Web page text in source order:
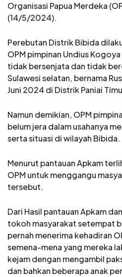
Organisasi Papua Merdeka
(14/5/2024).
Perebutan Distrik Bibida
OPM pimpinan Undius
tidak bersenjata dan tidak
Sulawesi selatan, bernama
Juni 2024 di Distrik Paniai
Namun demikian, OPM
belum jera dalam usahanya
serta situasi di wilayah Bibida.
Menurut pantauan Apkam
OPM untuk menggangu
tersebut.
Dari Hasil pantauan Apkam
tokoh masyarakat setempat
pernah menerima kehadiran
semena-mena yang mereka
kejam dengan mengambil
dan bahkan beberapa anak